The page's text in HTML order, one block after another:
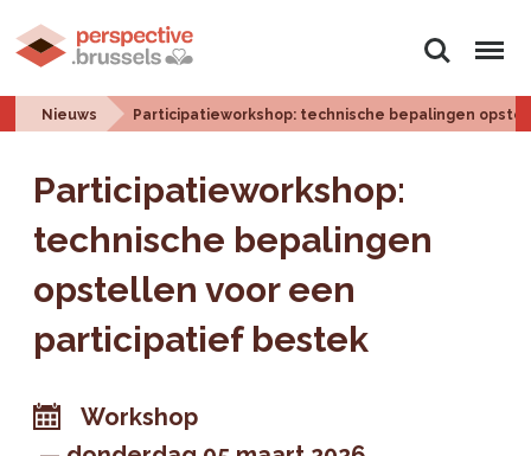
Zoeken Menu
Nieuws Participatieworkshop: technische bepalingen
Participatieworkshop:
technische bepalingen
opstellen voor een
participatief bestek
Workshop